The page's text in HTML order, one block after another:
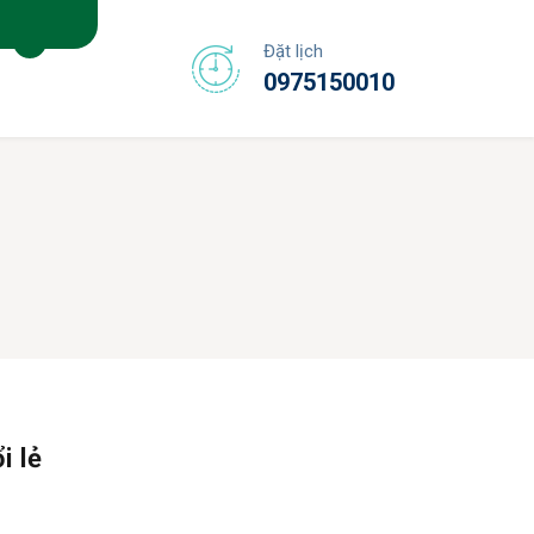
Đặt lịch
0975150010
lẻ